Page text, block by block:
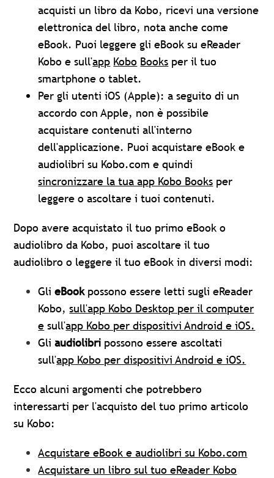
acquisti un libro da Kobo, ricevi una versione
elettronica del libro, nota anche come
eBook. Puoi leggere gli eBook su eReader
Kobo e sull'app Kobo Books per il tuo
smartphone o tablet.
Per gli utenti iOS (Apple): a seguito di un
accordo con Apple, non è possibile
acquistare contenuti all'interno
dell'applicazione. Puoi acquistare eBook e
audiolibri su Kobo.com e quindi
sincronizzare la tua app Kobo Books per
leggere o ascoltare i tuoi contenuti.
Dopo avere acquistato il tuo primo eBook o
audiolibro da Kobo, puoi ascoltare il tuo
audiolibro o leggere il tuo eBook in diversi modi:
GlieBook possono essere letti sugli eReader
Kobo,sull'app Kobo Desktop per il computer
e sull'app Kobo per dispositivi Android e iOS.
Gliaudiolibri possono essere ascoltati
sull'app Kobo per dispositivi Android e iOS.
Ecco alcuni argomenti che potrebbero
interessarti per l'acquisto del tuo primo articolo
su Kobo:
Acquistare eBook e audiolibri su Kobo.com
Acquistare un libro sul tuo eReader Kobo